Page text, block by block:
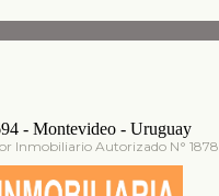
- Montevideo - Uruguay
Inmobiliario Autorizado N° 1878